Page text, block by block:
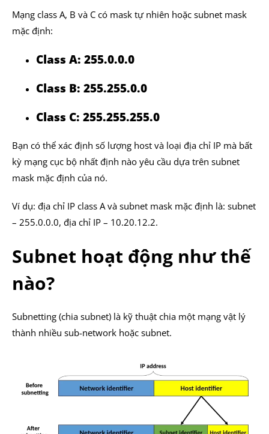
Mạng class A, B và C có mask tự nhiên hoặc subnet mask
mặc định:
Class A: 255.0.0.0
Class B: 255.255.0.0
Class C: 255.255.255.0
Bạn có thể xác định số lượng host và loại địa chỉ IP mà bất
kỳ mạng cục bộ nhất định nào yêu cầu dựa trên subnet
mask mặc định của nó.
Ví dụ: địa chỉ IP class A và subnet mask mặc định là: subnet
– 255.0.0.0, địa chỉ IP – 10.20.12.2.
Subnet hoạt động như thế
nào?
Subnetting (chia subnet) là kỹ thuật chia một mạng vật lý
thành nhiều sub-network hoặc subnet.